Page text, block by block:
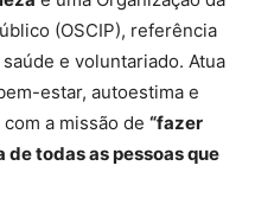
(OSCIP), referência
e voluntariado. Atua
estar, autoestima e
a missão de “fazer
todas as pessoas que